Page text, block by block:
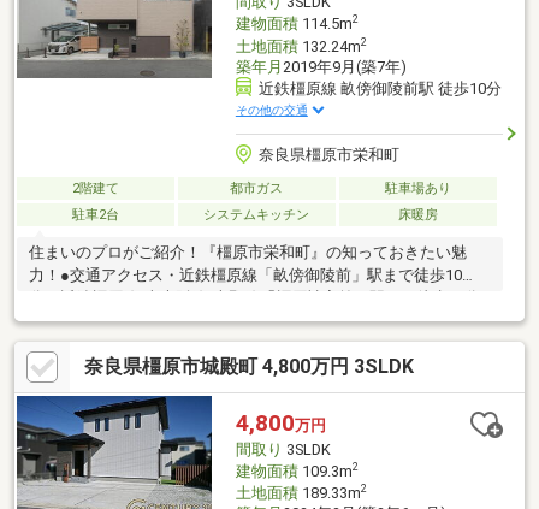
建物面積114.5m2
土地面積132.24m2
築年月 2019年9月(築7年)
近鉄橿原線 畝傍御陵前駅 徒歩10分
その他の交通
奈良県橿原市栄和町
2階建て 都市ガス
駐車場あり
駐車2台
システムキッチン 床暖房
住まいのプロがご紹介！『橿原市栄和町』の知っておきたい魅
力！●交通アクセス・近鉄橿原線「畝傍御陵前」駅まで徒歩10
●LDKは3面の床暖房付き！●対面式キッチンが採用されていま
す。●各洋室・畳コーナー・納戸に、2WICを含む収納スペース
有。●南向きのインナーバルコニー付き。●玄関に土間収納有。●
太陽光発電設備設置(3.680kW/ソーラーフロンティア株式会社製、
太陽光発電システム割付図に基づく)。●カーポートは建築確認を
取得しておらず、監督官庁より是正命令を受ける可能性有。 詳
しくはお問い合わせください。
奈良県橿原市城殿町 4,800万円 3SLDK
4,800万円
間取り 3SLDK
建物面積109.3m2
土地面積189.33m2